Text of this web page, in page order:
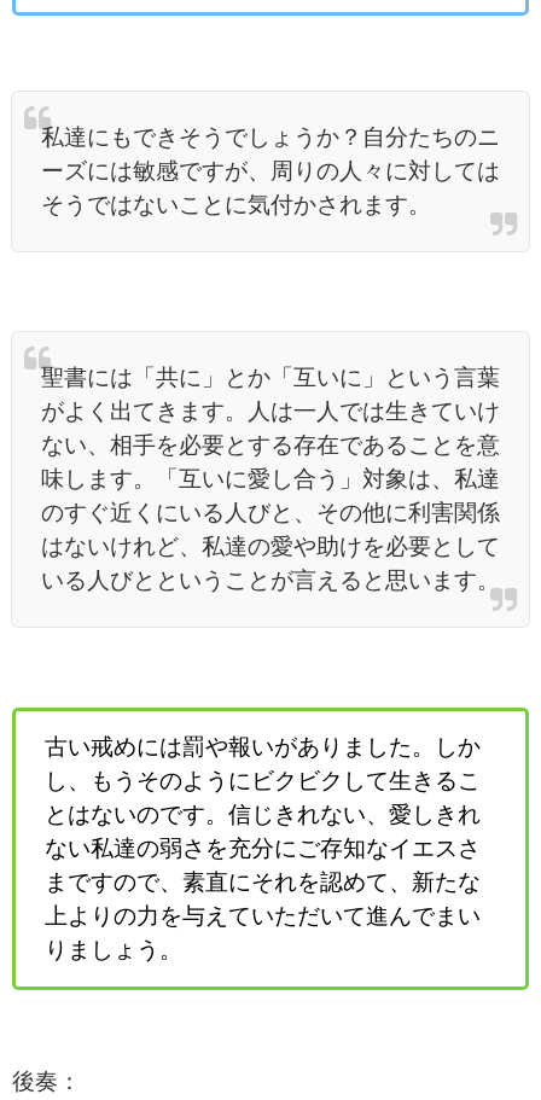
私達にもできそうでしょうか？自分たちのニ
ーズには敏感ですが、周りの人々に対しては
そうではないことに気付かされます。
聖書には「共に」とか「互いに」という言葉
がよく出てきます。人は一人では生きていけ
ない、相手を必要とする存在であることを意
味します。「互いに愛し合う」対象は、私達
のすぐ近くにいる人びと、その他に利害関係
はないけれど、私達の愛や助けを必要として
いる人びとということが言えると思います。
古い戒めには罰や報いがありました。しか
し、もうそのようにビクビクして生きるこ
とはないのです。信じきれない、愛しきれ
ない私達の弱さを充分にご存知なイエスさ
まですので、素直にそれを認めて、新たな
上よりの力を与えていただいて進んでまい
りましょう。
後奏：